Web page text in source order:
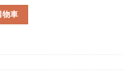
1P Kit (728973-B21) 數量
物車